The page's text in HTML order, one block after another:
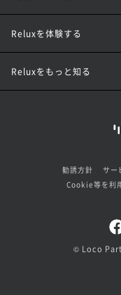
Reluxを体験する
Reluxをもっと知る
勧誘方針 サー
Cookie等を利
© Loco